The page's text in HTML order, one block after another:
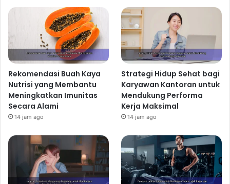
Rekomendasi Buah Kaya
Nutrisi yang Membantu
Meningkatkan Imunitas
Secara Alami
14 jam ago
Strategi Hidup Sehat bagi
Karyawan Kantoran untuk
Mendukung Performa
Kerja Maksimal
14 jam ago